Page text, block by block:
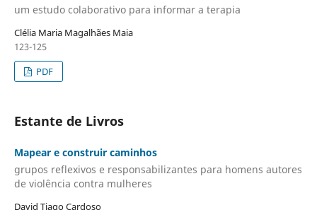
um estudo colaborativo para informar a terapia
Clélia Maria Magalhães Maia
123-125
PDF
Estante de Livros
Mapear e construir caminhos
grupos reflexivos e responsabilizantes para homens autores
de violência contra mulheres
David Tiago Cardoso